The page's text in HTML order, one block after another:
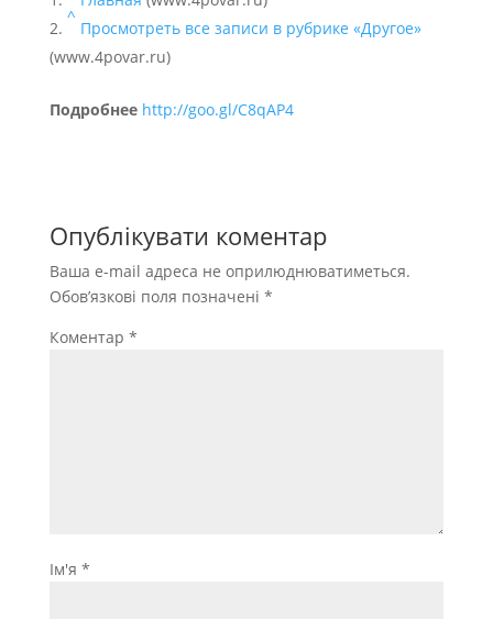
^
Просмотреть все записи в рубрике «Другое»
(www.4povar.ru)
Подробнее http://goo.gl/C8qAP4
Опублікувати коментар
Ваша e-mail адреса не оприлюднюватиметься.
Обов’язкові поля позначені *
Коментар *
Ім'я *